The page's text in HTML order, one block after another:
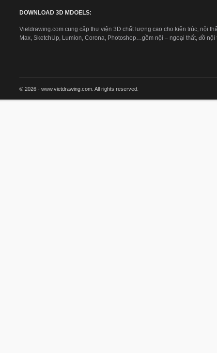
DOWNLOAD 3D MDOELS:
Vietdrawing.com cung cấp thư viện 3D chất lượng cao cho kiến trúc, nội
Max, SketchUp, Lumion, Corona, Photoshop…gồm nội – ngoại thất, đồ nội
© 2026 - www.vietdrawing.com. All rights reserved.